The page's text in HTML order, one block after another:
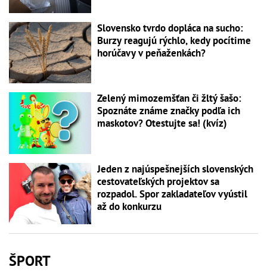
Slovensko tvrdo dopláca na sucho:
Burzy reagujú rýchlo, kedy pocítime
horúčavy v peňaženkách?
Zelený mimozemšťan či žltý šašo:
Spoznáte známe značky podľa ich
maskotov? Otestujte sa! (kvíz)
Jeden z najúspešnejších slovenských
cestovateľských projektov sa
rozpadol. Spor zakladateľov vyústil
až do konkurzu
ŠPORT